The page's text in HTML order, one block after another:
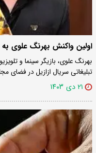
اولین واکنش بهرنگ علوی
بهرنگ علوی، بازیگر سینما و
تبلیغاتی سریال ازازیل در فضای
۲۱ دی ۱۴۰۳